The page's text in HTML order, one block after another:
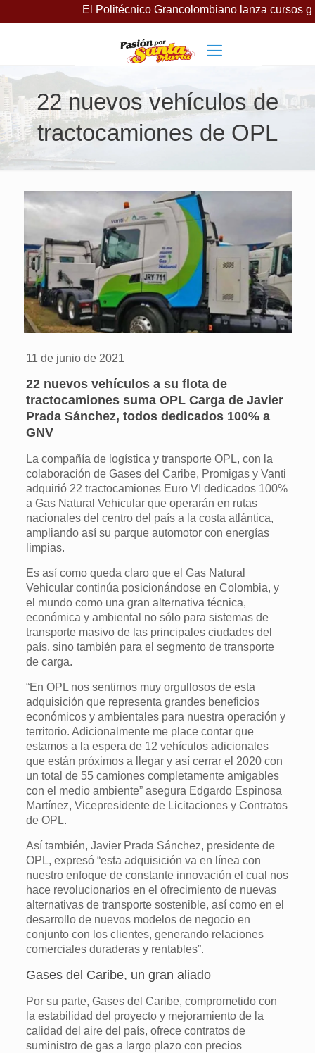
El Politécnico Grancolombiano lanza cursos gratuitos
22 nuevos vehículos de
tractocamiones de OPL
11 de junio de 2021
22 nuevos vehículos a su flota de
tractocamiones suma OPL Carga de Javier
Prada Sánchez, todos dedicados 100% a
GNV
La compañía de logística y transporte OPL, con la
colaboración de Gases del Caribe, Promigas y Vanti
adquirió 22 tractocamiones Euro VI dedicados 100%
a Gas Natural Vehicular que operarán en rutas
nacionales del centro del país a la costa atlántica,
ampliando así su parque automotor con energías
limpias.
Es así como queda claro que el Gas Natural
Vehicular continúa posicionándose en Colombia, y
el mundo como una gran alternativa técnica,
económica y ambiental no sólo para sistemas de
transporte masivo de las principales ciudades del
país, sino también para el segmento de transporte
de carga.
“En OPL nos sentimos muy orgullosos de esta
adquisición que representa grandes beneficios
económicos y ambientales para nuestra operación y
territorio. Adicionalmente me place contar que
estamos a la espera de 12 vehículos adicionales
que están próximos a llegar y así cerrar el 2020 con
un total de 55 camiones completamente amigables
con el medio ambiente” asegura Edgardo Espinosa
Martínez, Vicepresidente de Licitaciones y Contratos
de OPL.
Así también, Javier Prada Sánchez, presidente de
OPL, expresó “esta adquisición va en línea con
nuestro enfoque de constante innovación el cual nos
hace revolucionarios en el ofrecimiento de nuevas
alternativas de transporte sostenible, así como en el
desarrollo de nuevos modelos de negocio en
conjunto con los clientes, generando relaciones
comerciales duraderas y rentables”.
Gases del Caribe, un gran aliado
Por su parte, Gases del Caribe, comprometido con
la estabilidad del proyecto y mejoramiento de la
calidad del aire del país, ofrece contratos de
suministro de gas a largo plazo con precios